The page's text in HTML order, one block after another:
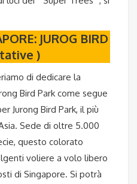
JUROG BIRD
)
di dedicare la
Bird Park come segue
Jurong Bird Park, il più
Sede di oltre 5.000
questo colorato
voliere a volo libero
di Singapore. Si potrà